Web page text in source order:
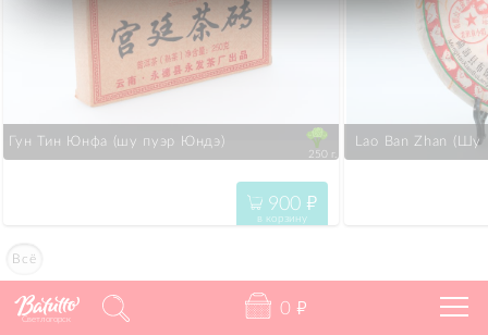
Всё
Гун Тин Юнфа (шу пуэр Юндэ)
250 г.
900 "
в корзину
Lao Ban Zhan
Светлогорск
0 "